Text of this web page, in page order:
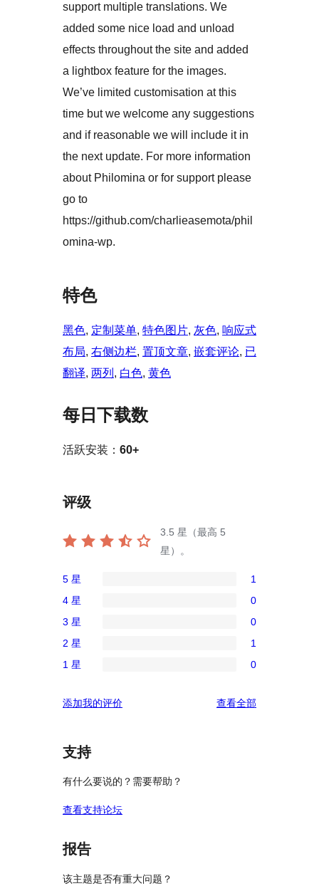
support multiple translations. We
added some nice load and unload
effects throughout the site and added
a lightbox feature for the images.
We’ve limited customisation at this
time but we welcome any suggestions
and if reasonable we will include it in
the next update. For more information
about Philomina or for support please
go to
https://github.com/charlieasemota/phil
omina-wp.
特色
黑色, 定制菜单, 特色图片, 灰色, 响应式
布局, 右侧边栏, 置顶文章, 嵌套评论, 已
翻译, 两列 , 白色, 黄色
每日下载数
活跃安装： 60+
评级
3.5 星（最高 5
星）。
条
5
星
评
5 星 1
条
4
星
价
4 星 0
条
3
评
3 星 0
条
星
价
2 星 1
1
评
1 星 0
添加我的评价 查看全部评
支持
有什么要说的？需要帮助？
查看支持论坛
报告
该主题是否有重大问题？